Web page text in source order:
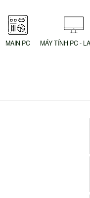
MAIN PC MÁY TÍNH PC -